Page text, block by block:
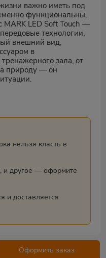
важно иметь под
функциональны,
MARK LED Soft Touch —
технологии,
внешний вид,
в
зала, от
природу — он
нельзя класть в
и другое — оформите
и доставляется
Оформить заказ